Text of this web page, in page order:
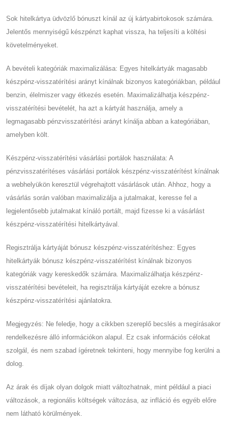
Sok hitelkártya üdvözlő bónuszt kínál az új kártyabirtokosok számára.
Jelentős mennyiségű készpénzt kaphat vissza, ha teljesíti a költési
követelményeket.
A bevételi kategóriák maximalizálása: Egyes hitelkártyák magasabb
készpénz-visszatérítési arányt kínálnak bizonyos kategóriákban, például
benzin, élelmiszer vagy étkezés esetén. Maximalizálhatja készpénz-
visszatérítési bevételét, ha azt a kártyát használja, amely a
legmagasabb pénzvisszatérítési arányt kínálja abban a kategóriában,
amelyben költ.
Készpénz-visszatérítési vásárlási portálok használata: A
pénzvisszatérítéses vásárlási portálok készpénz-visszatérítést kínálnak
a webhelyükön keresztül végrehajtott vásárlások után. Ahhoz, hogy a
vásárlás során valóban maximalizálja a jutalmakat, keresse fel a
legjelentősebb jutalmakat kínáló portált, majd fizesse ki a vásárlást
készpénz-visszatérítési hitelkártyával.
Regisztrálja kártyáját bónusz készpénz-visszatérítéshez: Egyes
hitelkártyák bónusz készpénz-visszatérítést kínálnak bizonyos
kategóriák vagy kereskedők számára. Maximalizálhatja készpénz-
visszatérítési bevételeit, ha regisztrálja kártyáját ezekre a bónusz
készpénz-visszatérítési ajánlatokra.
Megjegyzés: Ne feledje, hogy a cikkben szereplő becslés a megírásakor
rendelkezésre álló információkon alapul. Ez csak információs célokat
szolgál, és nem szabad ígéretnek tekinteni, hogy mennyibe fog kerülni a
dolog.
Az árak és díjak olyan dolgok miatt változhatnak, mint például a piaci
változások, a regionális költségek változása, az infláció és egyéb előre
nem látható körülmények.